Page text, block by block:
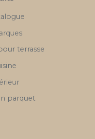
terrasse
parquet